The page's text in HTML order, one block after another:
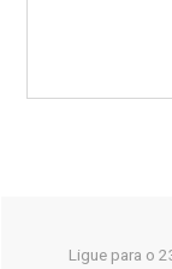
Ligue para o